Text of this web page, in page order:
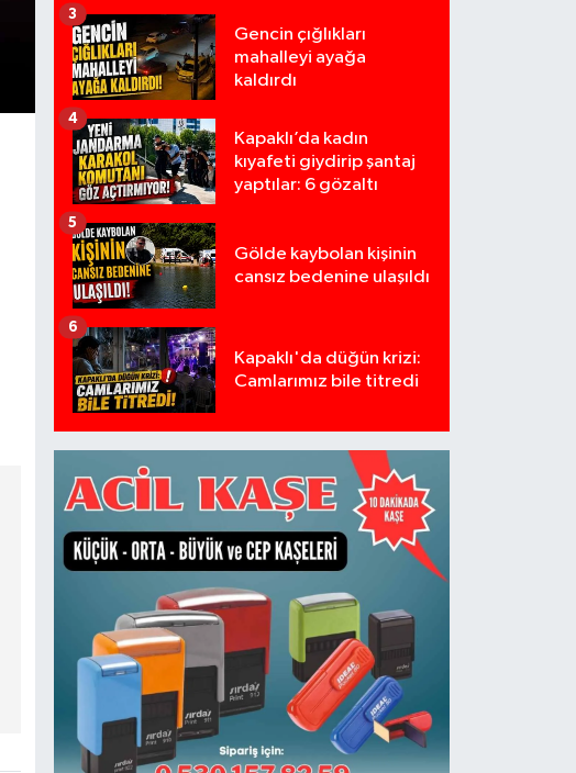
Gencin çığlıkları
mahalleyi ayağa
kaldırdı
3
Kapaklı’da kadın
kıyafeti giydirip şantaj
yaptılar: 6 gözaltı
4
Gölde kaybolan kişinin
cansız bedenine ulaşıldı
5
Kapaklı'da düğün krizi:
Camlarımız bile titredi
6